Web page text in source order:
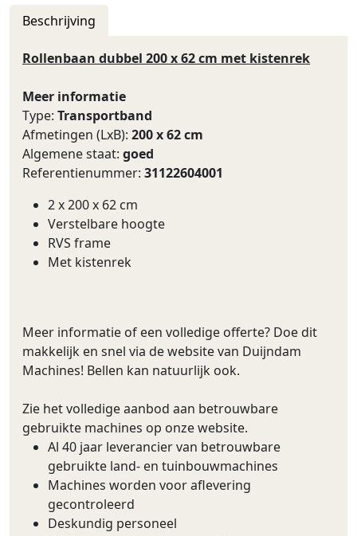
Beschrijving
Rollenbaan dubbel 200 x 62 cm met kistenrek
Meer informatie
Type: Transportband
Afmetingen (LxB): 200 x 62 cm
Algemene staat: goed
Referentienummer: 31122604001
2 x 200 x 62 cm
Verstelbare hoogte
RVS frame
Met kistenrek
Meer informatie of een volledige offerte? Doe dit
makkelijk en snel via de website van Duijndam
Machines! Bellen kan natuurlijk ook.
Zie het volledige aanbod aan betrouwbare
gebruikte machines op onze website.
Al 40 jaar leverancier van betrouwbare
gebruikte land- en tuinbouwmachines
Machines worden voor aflevering
gecontroleerd
Deskundig personeel